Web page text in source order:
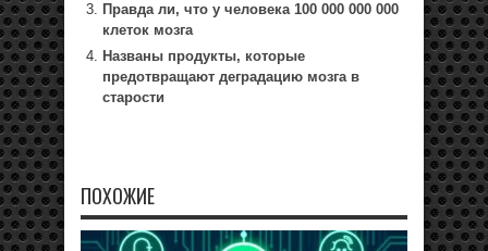
Правда ли, что у человека 100 000 000 000
клеток мозга
Названы продукты, которые
предотвращают деградацию мозга в
старости
ПОХОЖИЕ